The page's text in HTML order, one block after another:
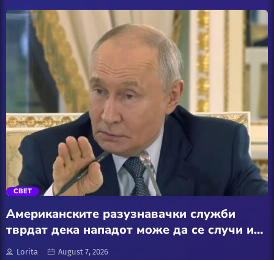
Екологија
Економија
Еротика
Забава
Здравје
Колумни
trending_flat
СВЕТ
Американските разузнавачки служби
тврдат дека нападот може да се случи и
есенва
Lorita August 7, 2026